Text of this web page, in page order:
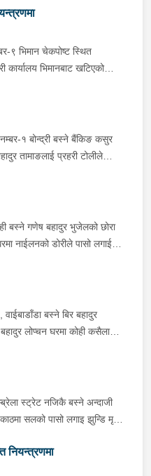
९ भिमान चेकपोष्ट स्थित
कार्यालय भिमानबाट खटिएको
तर्फ जाँदै गरेको चालक
१२ बस्ने बर्ष अन्दाजी-२९ को
००१ ज ००८६ नं. को
मिर्चैया नगरपालिका-५ बस्ने
पोका पारी लुकाई छिपाई
गिलो पदार्थ ४५.१९० फेला
मोटरसाइकलमा सवार चालक
उक्त सामान दिई पठाएको
निजहरुलाई नियन्त्रणमा लिई थप
नम्बर-१ बोन्द्री बस्ने बैंकिङ कसुर
तामाङलाई प्रहरी टोलीले
बस्ने गणेष बहादुर भुजेलको छोरा
नाईलनको डोरीले पासो लगाई
कार्य भइरहेको ।
बस्ने बिर बहादुर
लोप्चन घरमा कोही कसैलाई
खोल्सामा घोप्टो परी मृत
थप अनुसन्धान कार्य भईरहेको
स्ट्रेट नजिकै बस्ने अन्दाजी
सलको पासो लगाइ झुन्डि मृत्यु
नियन्त्रणमा